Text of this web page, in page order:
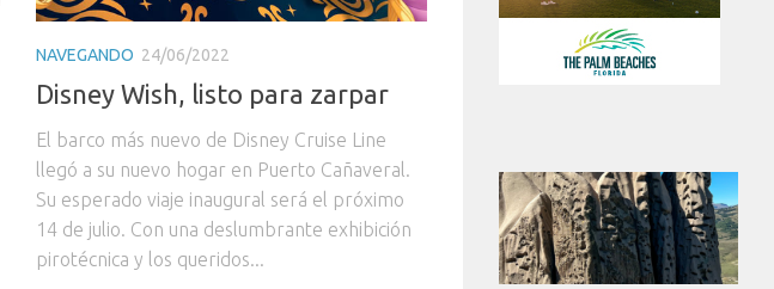
NAVEGANDO 24/06/2022
Disney Wish, listo para zarpar
El barco más nuevo de Disney Cruise Line
llegó a su nuevo hogar en Puerto Cañaveral.
Su esperado viaje inaugural será el próximo
14 de julio. Con una deslumbrante exhibición
pirotécnica y los queridos...